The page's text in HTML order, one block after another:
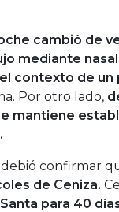
cambió de
mediante
contexto de un
Por otro lado,
mantiene
confirmar
de Ceniza.
para 40